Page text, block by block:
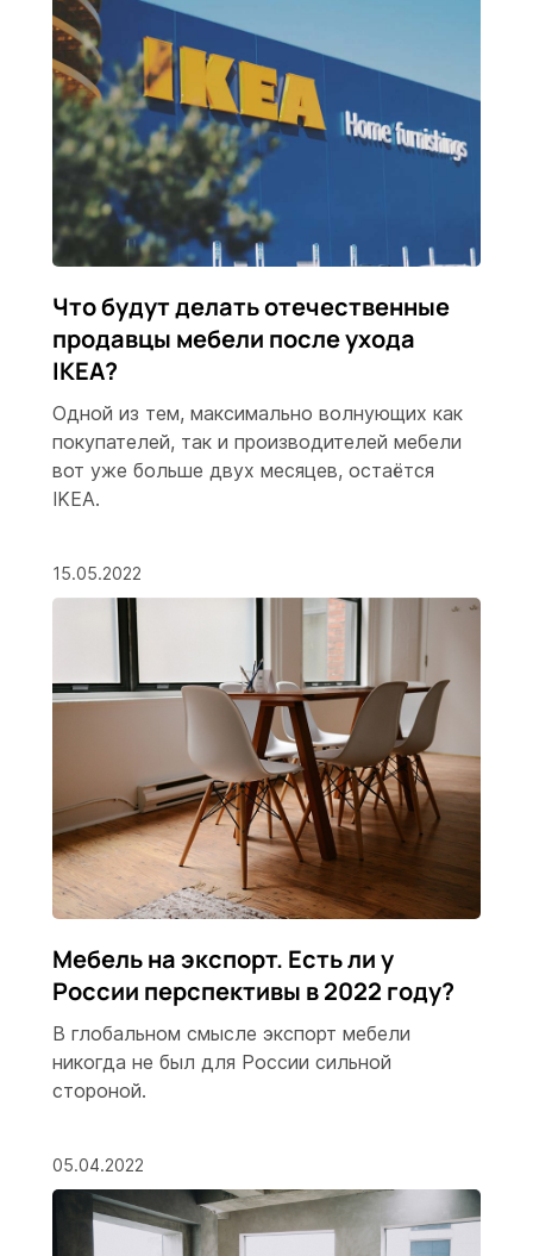
Что будут делать отечественные
продавцы мебели после ухода
IKEA?
Одной из тем, максимально волнующих как
покупателей, так и производителей мебели
вот уже больше двух месяцев, остаётся
IKEA.
15.05.2022
Мебель на экспорт. Есть ли у
России перспективы в 2022 году?
В глобальном смысле экспорт мебели
никогда не был для России сильной
стороной.
05.04.2022